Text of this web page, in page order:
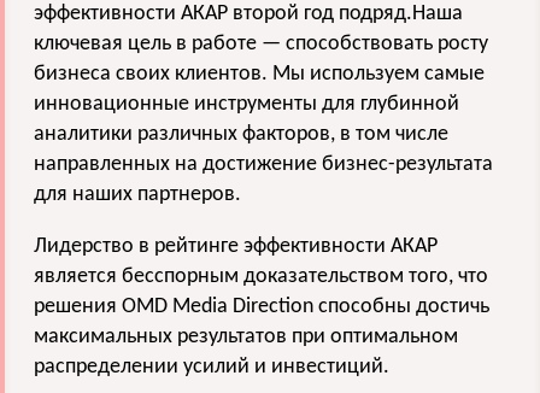
эффективности АКАР второй год подряд.Наша
ключевая цель в работе — способствовать росту
бизнеса своих клиентов. Мы используем самые
инновационные инструменты для глубинной
аналитики различных факторов, в том числе
направленных на достижение бизнес-результата
для наших партнеров.
Лидерство в рейтинге эффективности АКАР
является бесспорным доказательством того, что
решения OMD Media Direction способны достичь
максимальных результатов при оптимальном
распределении усилий и инвестиций.